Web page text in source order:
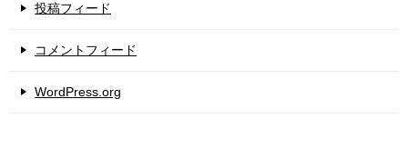
投稿フィード
コメントフィード
WordPress.org